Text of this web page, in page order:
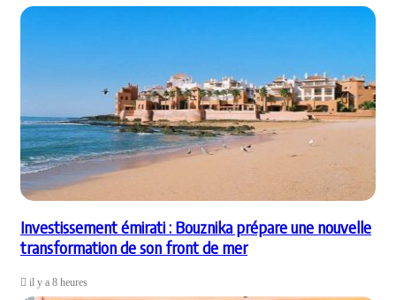
Investissement émirati : Bouznika prépare une nouvelle
transformation de son front de mer
il y a 8 heures